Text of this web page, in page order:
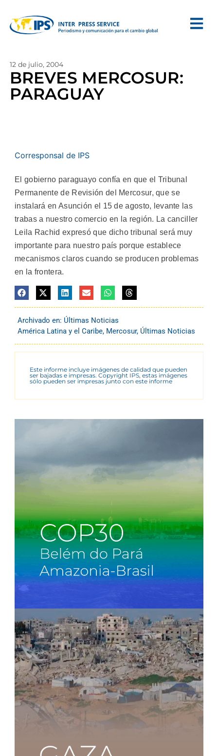
12 de julio, 2004
BREVES MERCOSUR:
PARAGUAY
Corresponsal de IPS
El gobierno paraguayo confía en que el Tribunal
Permanente de Revisión del Mercosur, que se
instalará en Asunción el 15 de agosto, levante las
trabas a nuestro comercio en la región. La canciller
Leila Rachid expresó que dicho tribunal será muy
importante para nuestro país porque establece
mecanismos claros cuando se producen problemas
en la frontera.
Archivado en: Últimas Noticias
América Latina y el Caribe, Mercosur, Últimas Noticias
Este informe incluye imágenes de calidad que pueden
ser bajadas e impresas. Copyright IPS, estas imágenes
sólo pueden ser impresas junto con este informe